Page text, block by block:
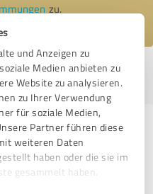
und Anzeigen zu
Medien anbieten zu
Website zu analysieren.
zu Ihrer Verwendung
für soziale Medien,
Partner führen diese
weiteren Daten
haben oder die sie im
gesammelt haben.
zu.
26.10.2017|Profil
weiteren
Bereich